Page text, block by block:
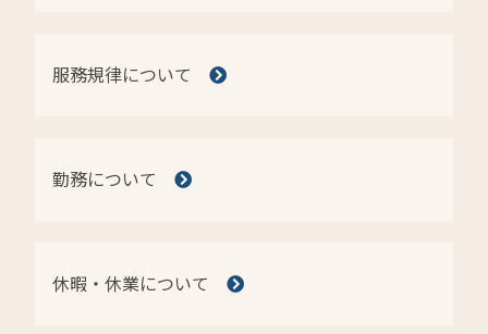
服務規律について
勤務について
休暇・休業について